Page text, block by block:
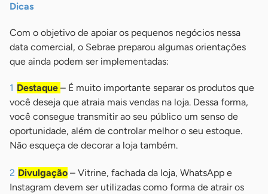
Dicas
Com o objetivo de apoiar os pequenos negócios nessa
data comercial, o Sebrae preparou algumas orientações
que ainda podem ser implementadas:
Destaque – É muito importante separar os produtos que
você deseja que atraia mais vendas na loja. Dessa forma,
você consegue transmitir ao seu público um senso de
oportunidade, além de controlar melhor o seu estoque.
Não esqueça de decorar a loja também.
Divulgação – Vitrine, fachada da loja, WhatsApp e
Instagram devem ser utilizadas como forma de atrair os